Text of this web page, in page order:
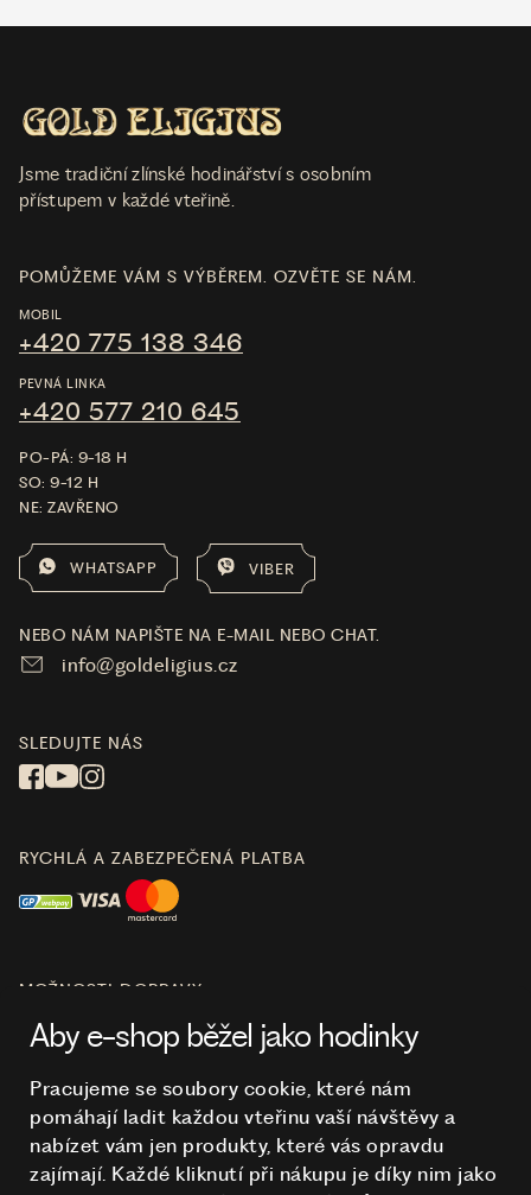
Jsme tradiční zlínské hodinářství s osobním
přístupem v každé vteřině.
O NÁKUPU
POMŮŽEME VÁM S VÝBĚREM. OZVĚTE SE NÁM.
MOBIL
+420 775 138 346
PEVNÁ LINKA
+420 577 210 645
PO-PÁ: 9-18 H
SO: 9-12 H
NE: ZAVŘENO
WHATSAPP VIBER
NEBO NÁM NAPIŠTE NA E-MAIL NEBO CHAT.
info@goldeligius.cz
SLEDUJTE NÁS
RYCHLÁ A ZABEZPEČENÁ PLATBA
MOŽNOSTI DOPRAVY
Aby e-shop běžel jako hodinky
Pracujeme se soubory cookie, které nám
pomáhají ladit každou vteřinu vaší návštěvy a
nabízet vám jen produkty, které vás opravdu
zajímají. Každé kliknutí při nákupu je díky nim jako